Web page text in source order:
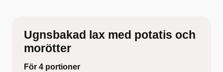
Ugnsbakad lax med potatis och
morötter
För 4 portioner